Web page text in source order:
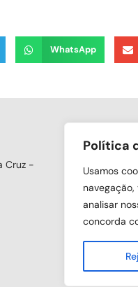
Política
Usamos
analisar
concorda
WhatsApp
Cruz -
Siga nas